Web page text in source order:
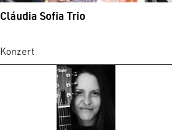
Cláudia Sofia Trio
Konzert